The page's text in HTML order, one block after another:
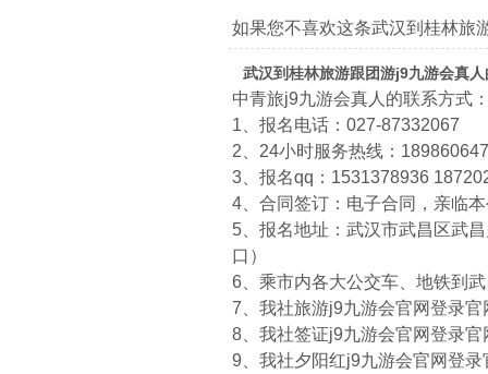
如果您不喜欢这条武汉到桂林旅
武汉到桂林旅游跟团游j9九游会真
中青旅j9九游会真人的联系方式
1、报名电话：027-87332067
2、24小时服务热线：
3、报名qq：1531378936
4、合同签订：电子合同，亲临
5、报名地址：武汉市武昌区武
口）
6、乘市内各大公交车、地铁到
7、我社旅游j9九游会官网登录
8、我社签证j9九游会官网登录
9、我社夕阳红j9九游会官网登